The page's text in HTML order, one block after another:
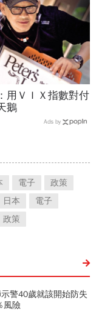
用ＶＩＸ指數對付
鵝
Ads by
電子
政策
日本
電子
政策
警40歲就該開始防失
風險